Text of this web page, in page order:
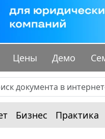
Цены Демо
Бизнес Практика